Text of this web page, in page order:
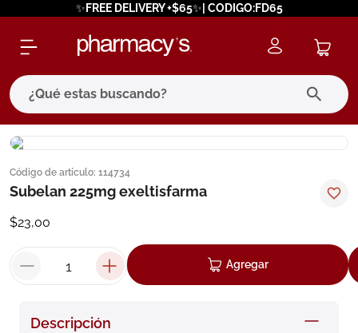
✨FREE DELIVERY +$65✨| CODIGO:FD65
¿Qué estas buscando?
Código de artículo: 114734
Subelan 225mg exeltisfarma
$23,00
Agregar
Descripción
términos más buscados
1. eucerin
pilexil
5. cerave
6 degraler